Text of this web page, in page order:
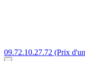
09.72.10.27.72 (Prix